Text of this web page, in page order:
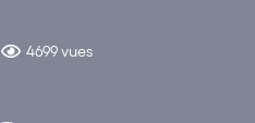
4699 vues